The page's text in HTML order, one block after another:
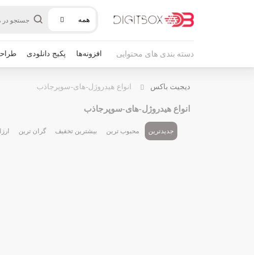
همه
دسته بندی های محتوایی افزونه‌ها پکیج دانلودی
دیجیت باکس انواع هیدروژل-های-سوپرجاذب
انواع هیدروژل-های-سوپرجاذب
جدیدترین محبوب ترین بیشترین تخفیف گران ترین